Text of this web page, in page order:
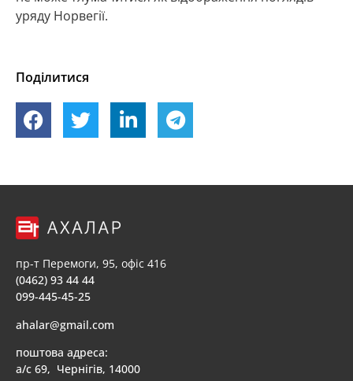
уряду Норвегії.
Поділитися
пр-т Перемоги, 95, офіс 416
(0462) 93 44 44
099-445-45-25
ahalar@gmail.com
поштова адреса:
а/с 69, Чернігів, 14000